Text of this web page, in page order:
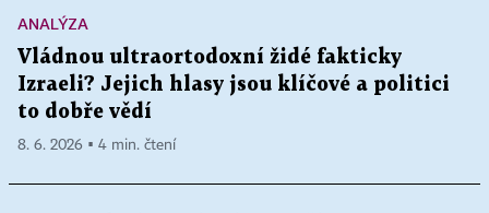
ANALÝZA
Vládnou ultraortodoxní židé fakticky
Izraeli? Jejich hlasy jsou klíčové a politici
to dobře vědí
8. 6. 2026 ▪ 4 min. čtení